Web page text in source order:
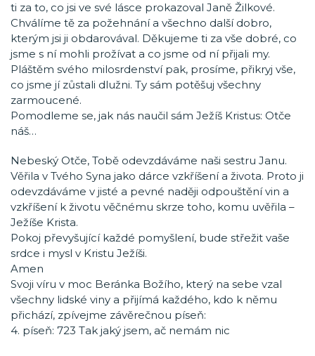
ti za to, co jsi ve své lásce prokazoval Janě Žilkové.
Chválíme tě za požehnání a všechno další dobro,
kterým jsi ji obdarovával. Děkujeme ti za vše dobré, co
jsme s ní mohli prožívat a co jsme od ní přijali my.
Pláštěm svého milosrdenství pak, prosíme, přikryj vše,
co jsme jí zůstali dlužni. Ty sám potěšuj všechny
zarmoucené.
Pomodleme se, jak nás naučil sám Ježíš Kristus: Otče
náš…
Nebeský Otče, Tobě odevzdáváme naši sestru Janu.
Věřila v Tvého Syna jako dárce vzkříšení a života. Proto ji
odevzdáváme v jisté a pevné naději odpouštění vin a
vzkříšení k životu věčnému skrze toho, komu uvěřila –
Ježíše Krista.
Pokoj převyšující každé pomyšlení, bude střežit vaše
srdce i mysl v Kristu Ježíši.
Amen
Svoji víru v moc Beránka Božího, který na sebe vzal
všechny lidské viny a přijímá každého, kdo k němu
přichází, zpívejme závěrečnou píseň:
4. píseň: 723 Tak jaký jsem, ač nemám nic